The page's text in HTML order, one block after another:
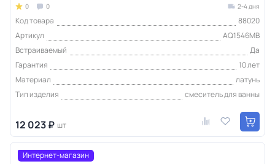
0 0 2-4 дня
Код товара
88020
Артикул
AQ1546MB
Встраиваемый
Да
Гарантия
10 лет
Материал
латунь
Тип изделия
смеситель для ванны
12 023 ₽ шт
Интернет-магазин